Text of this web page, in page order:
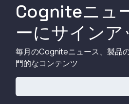
Cogniteニュ
ーにサインア
毎月のCogniteニュース、製品
門的なコンテンツ